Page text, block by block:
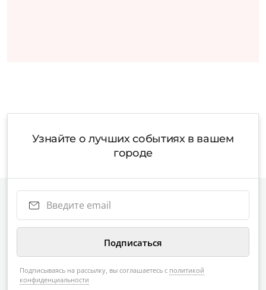
Узнайте о лучших событиях в вашем
городе
Подписываясь на рассылку, вы соглашаетесь с политикой
конфиденциальности